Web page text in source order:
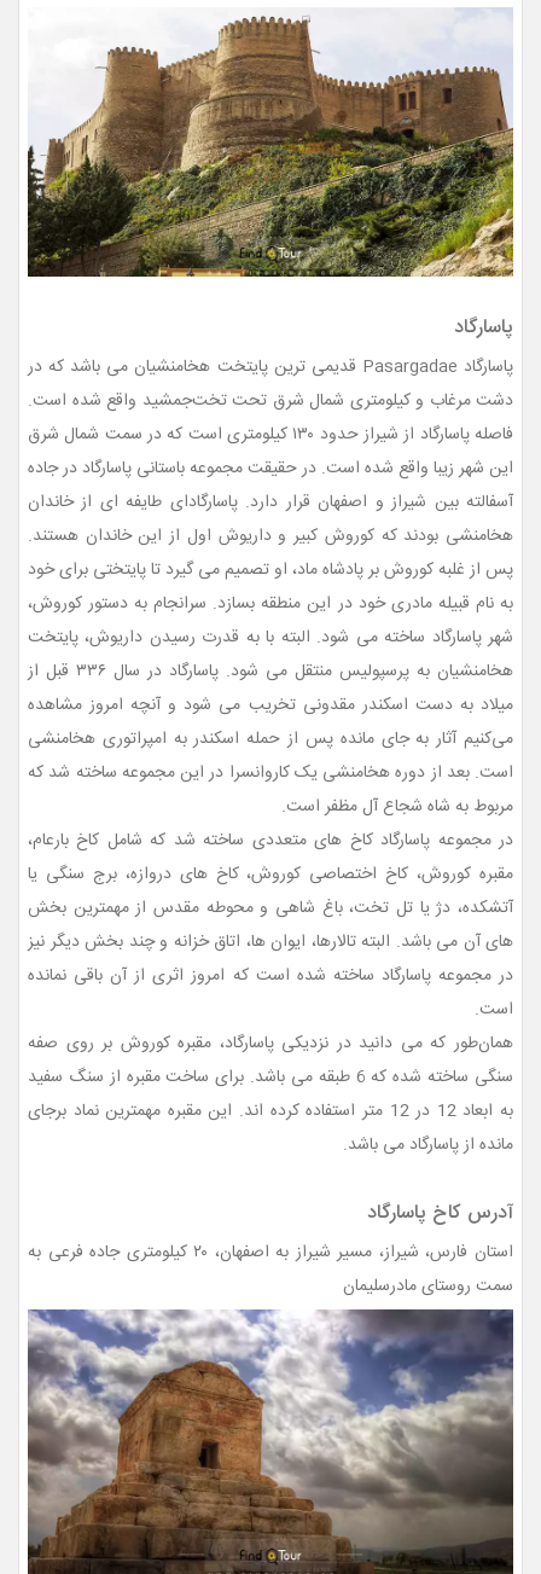
پاسارگاد
پاسارگاد Pasargadae قدیمی ترین پایتخت هخامنشیان می باشد که در
دشت مرغاب و کیلومتری شمال شرق تحت تخت‌جمشید واقع شده است.
فاصله پاسارگاد از شیراز حدود ۱۳۰ کیلومتری است که در سمت شمال شرق
این شهر زیبا واقع شده است. در حقیقت مجموعه باستانی پاسارگاد در جاده
آسفالته بین شیراز و اصفهان قرار دارد. پاسارگادای طایفه ای از خاندان
هخامنشی بودند که کوروش کبیر و داریوش اول از این خاندان هستند.
پس از غلبه کوروش بر پادشاه ماد، او تصمیم می گیرد تا پایتختی برای خود
به نام قبیله مادری خود در این منطقه بسازد. سرانجام به دستور کوروش،
شهر پاسارگاد ساخته می شود. البته با به قدرت رسیدن داریوش، پایتخت
هخامنشیان به پرسپولیس منتقل می شود. پاسارگاد در سال ۳۳۶ قبل از
میلاد به دست اسکندر مقدونی تخریب می شود و آنچه امروز مشاهده
می‌کنیم آثار به جای مانده پس از حمله اسکندر به امپراتوری هخامنشی
است. بعد از دوره هخامنشی یک کاروانسرا در این مجموعه ساخته شد که
مربوط به شاه شجاع آل مظفر است.
در مجموعه پاسارگاد کاخ های متعددی ساخته شد که شامل کاخ بارعام،
مقبره کوروش، کاخ اختصاصی کوروش، کاخ های دروازه، برج سنگی یا
آتشکده، دژ یا تل تخت، باغ شاهی و محوطه مقدس از مهمترین بخش
های آن می باشد. البته تالارها، ایوان ها، اتاق خزانه و چند بخش دیگر نیز
در مجموعه پاسارگاد ساخته شده است که امروز اثری از آن باقی نمانده
است.
همان‌طور که می دانید در نزدیکی پاسارگاد، مقبره کوروش بر روی صفه
سنگی ساخته شده که 6 طبقه می باشد. برای ساخت مقبره از سنگ سفید
به ابعاد 12 در 12 متر استفاده کرده اند. این مقبره مهمترین نماد برجای
مانده از پاسارگاد می باشد.
آدرس کاخ پاسارگاد
استان فارس، شیراز، مسیر شیراز به اصفهان، ۲۰ کیلومتری جاده فرعی به
سمت روستای مادرسلیمان